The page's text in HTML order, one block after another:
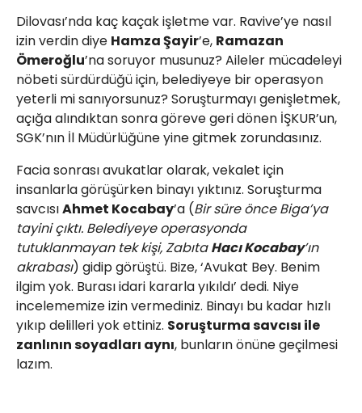
Dilovası’nda kaç kaçak işletme var. Ravive’ye nasıl
izin verdin diye Hamza Şayir’e, Ramazan
Ömeroğlu’na soruyor musunuz? Aileler mücadeleyi
nöbeti sürdürdüğü için, belediyeye bir operasyon
yeterli mi sanıyorsunuz? Soruşturmayı genişletmek,
açığa alındıktan sonra göreve geri dönen İŞKUR’un,
SGK’nın İl Müdürlüğüne yine gitmek zorundasınız.
Facia sonrası avukatlar olarak, vekalet için
insanlarla görüşürken binayı yıktınız. Soruşturma
savcısıAhmet Kocabay’a (Bir süre önce Biga’ya
tayini çıktı. Belediyeye operasyonda
tutuklanmayan tek kişi, ZabıtaHacı Kocabay’ın
akrabası) gidip görüştü. Bize, ‘Avukat Bey. Benim
ilgim yok. Burası idari kararla yıkıldı’ dedi. Niye
incelememize izin vermediniz. Binayı bu kadar hızlı
yıkıp delilleri yok ettiniz. Soruşturma savcısı ile
zanlının soyadları aynı, bunların önüne geçilmesi
lazım.